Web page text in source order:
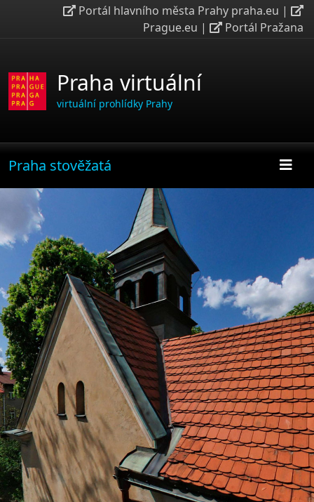
Portál hlavního města Prahy praha.eu |
Prague.eu | Portál Pražana
Praha virtuální
virtuální prohlídky Prahy
Praha stověžatá